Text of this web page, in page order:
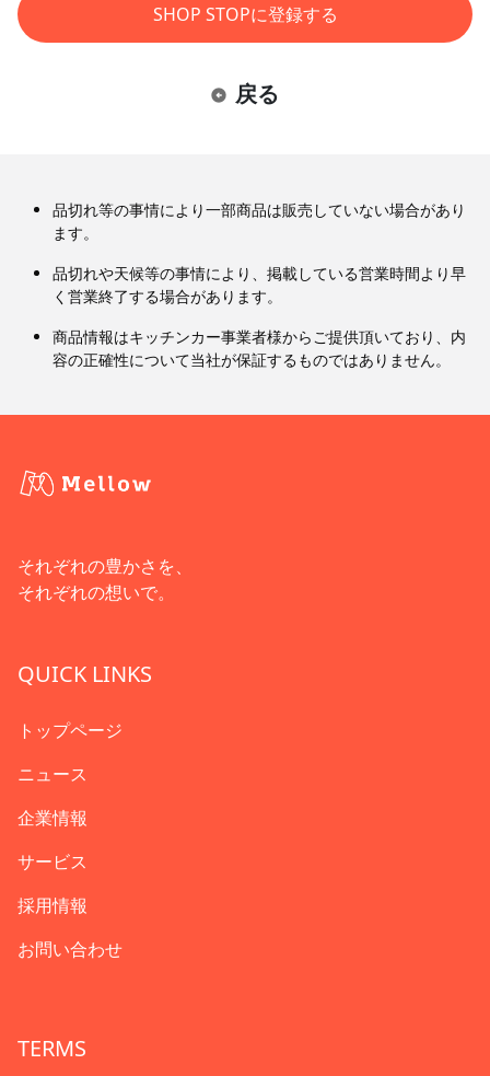
SHOP STOPに登録する
戻る
品切れ等の事情により一部商品は販売していない場合があり
ます。
品切れや天候等の事情により、掲載している営業時間より早
く営業終了する場合があります。
商品情報はキッチンカー事業者様からご提供頂いており、内
容の正確性について当社が保証するものではありません。
それぞれの豊かさを、
それぞれの想いで。
QUICK LINKS
トップページ
ニュース
企業情報
サービス
採用情報
お問い合わせ
TERMS